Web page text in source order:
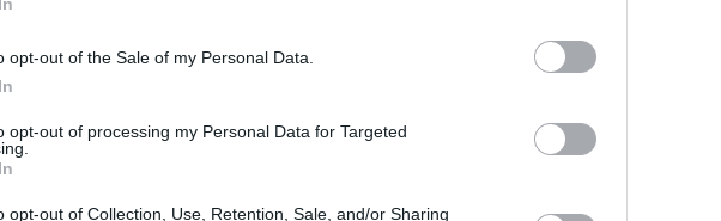
opt-out of the Sale of my Personal Data.
opt-out of processing my Personal Data for Targeted
opt-out of Collection, Use, Retention, Sale, and/or Sharing
Ηθοποιοί/Μουσικοί: Μυρτώ Καζαντίδου, Στέλλα
(ώρα: 20.30, διάρκεια: 40’): Dark Comedy, Solo Performance
ταξίδι στον χώρο και τον χρόνο κατευθείαν στον βυθό του ωκεανού